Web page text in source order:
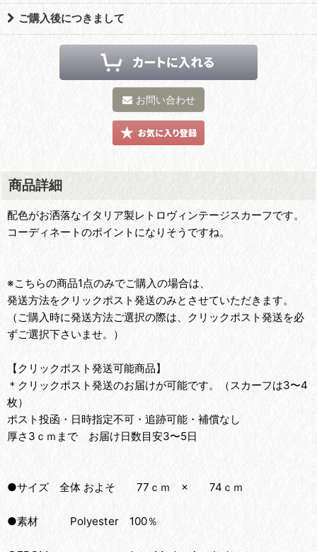
ご購入後につきまして
お問い合わせ
商品詳細
配色がお洒落なイタリア製レトロヴィンテージスカーフです。
コーディネートのポイントになりそうですね。
※こちらの商品1点のみでご購入の場合は、
発送方法をクリックポスト発送のみとさせていただきます。
（ご購入時に発送方法ご選択の際は、クリックポスト発送を必
ずご選択下さいませ。）
【クリックポスト発送可能商品】
＊クリックポスト発送のお届けが可能です。（スカーフは3〜4
枚）
ポスト投函・日時指定不可・追跡可能・補償なし
厚さ3ｃｍまで お届け日数目安3〜5日
●サイズ 全体 およそ 77ｃｍ × 74ｃｍ
●素材 Polyester 100％